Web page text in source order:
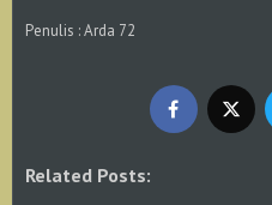
Penulis : Arda 72
Related Posts: